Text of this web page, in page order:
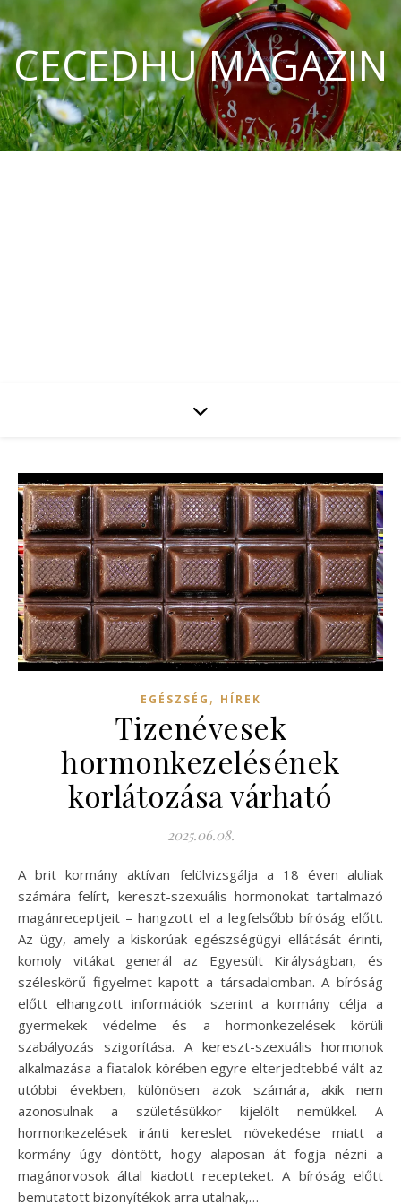
CECEDHU MAGAZIN
EGÉSZSÉG , HÍREK
Tizenévesek
hormonkezelésének
korlátozása várható
2025.06.08.
A brit kormány aktívan felülvizsgálja a 18 éven aluliak
számára felírt, kereszt-szexuális hormonokat tartalmazó
magánreceptjeit – hangzott el a legfelsőbb bíróság előtt.
Az ügy, amely a kiskorúak egészségügyi ellátását érinti,
komoly vitákat generál az Egyesült Királyságban, és
széleskörű figyelmet kapott a társadalomban. A bíróság
előtt elhangzott információk szerint a kormány célja a
gyermekek védelme és a hormonkezelések körüli
szabályozás szigorítása. A kereszt-szexuális hormonok
alkalmazása a fiatalok körében egyre elterjedtebbé vált az
utóbbi években, különösen azok számára, akik nem
azonosulnak a születésükkor kijelölt nemükkel. A
hormonkezelések iránti kereslet növekedése miatt a
kormány úgy döntött, hogy alaposan át fogja nézni a
magánorvosok által kiadott recepteket. A bíróság előtt
bemutatott bizonyítékok arra utalnak,…